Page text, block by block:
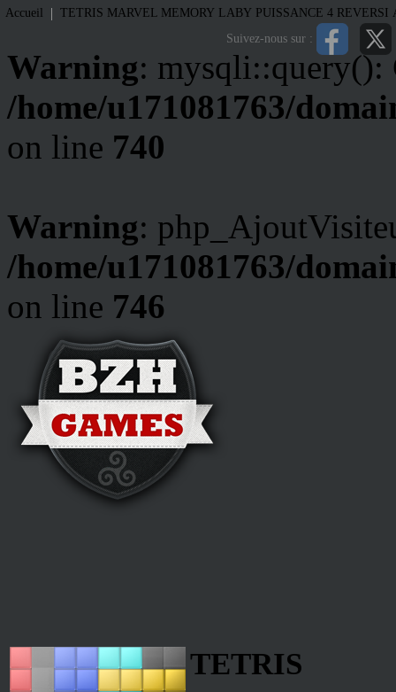
Warning:
/home/u171081763/
on line 740
Warning:
/home/u171081763/
on line 746
Suivez-nous sur :
Accueil | TETRIS MARVEL MEMORY LABY PUISSANCE 4 REVERSI
TETRIS